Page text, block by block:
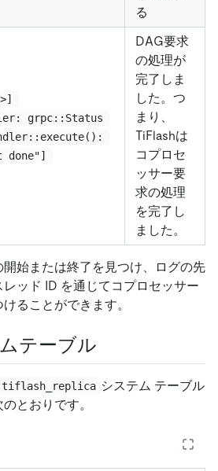
る
grpc::Status
done"]
DAG要求
の処理が
完了しま
した。つ
まり、
TiFlashは
コプロセ
ッサー要
求の処理
を完了し
ました。
始または終了を見つけ、ログの先
ッド ID を通じてコプロセッサー
ることができます。
テーブル
システム テーブル
とおりです。